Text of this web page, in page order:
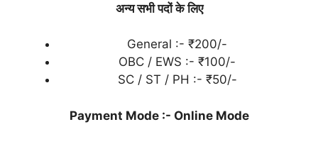
अन्य सभी पदों के लिए
General :- ₹200/-
OBC / EWS :- ₹100/-
SC / ST / PH :- ₹50/-
Payment Mode :- Online Mode